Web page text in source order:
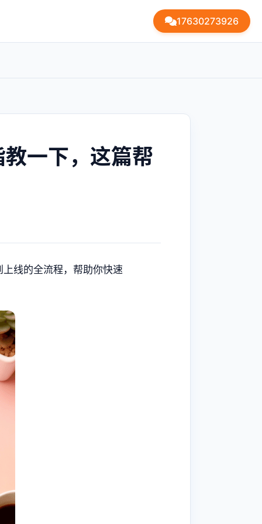
17630273926
一下，这篇帮
线的全流程，帮助你快速